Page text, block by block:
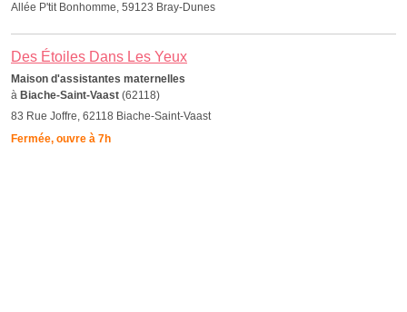
Allée P'tit Bonhomme, 59123 Bray-Dunes
Des Étoiles Dans Les Yeux
Maison d'assistantes maternelles
à Biache-Saint-Vaast (62118)
83 Rue Joffre, 62118 Biache-Saint-Vaast
Fermée, ouvre à 7h